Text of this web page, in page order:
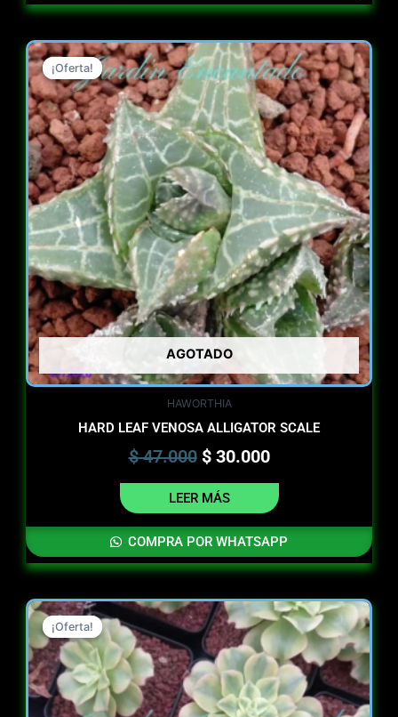
¡Oferta!
AGOTADO
¡Oferta!
HAWORTHIA
HARD LEAF VENOSA ALLIGATOR SCALE
$47.000
Original
price
was:
$ 47.000.
$30.000
Current
price
is:
$ 30.000.
LEER MÁS
COMPRA POR WHATSAPP
¡Oferta!
¡Oferta!
Original
price
was:
$ 13.000.
Current
price
is:
$ 7.000.